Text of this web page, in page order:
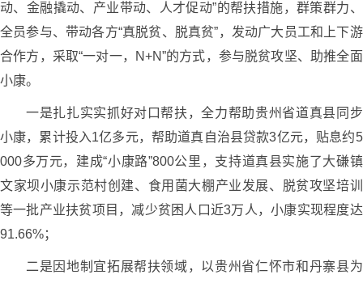
动、金融撬动、产业带动、人才促动”的帮扶措施，群策群力、
全员参与、带动各方“真脱贫、脱真贫”，发动广大员工和上下游
合作方，采取“一对一，N+N”的方式，参与脱贫攻坚、助推全面
小康。
一是扎扎实实抓好对口帮扶，全力帮助贵州省道真县同步
小康，累计投入1亿多元，帮助道真自治县贷款3亿元，贴息约5
000多万元，建成“小康路”800公里，支持道真县实施了大磏镇
文家坝小康示范村创建、食用菌大棚产业发展、脱贫攻坚培训
等一批产业扶贫项目，减少贫困人口近3万人，小康实现程度达
91.66%；
二是因地制宜拓展帮扶领域，以贵州省仁怀市和丹寨县为